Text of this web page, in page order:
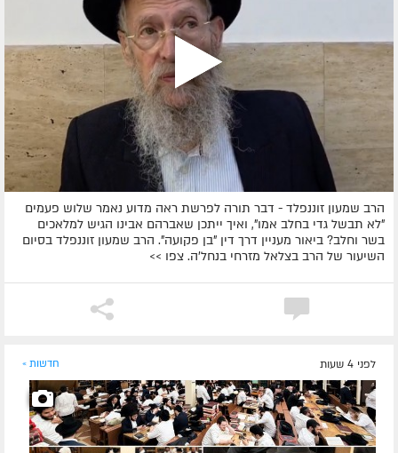
הרב שמעון זוננפלד - דבר תורה לפרשת ראה מדוע נאמר שלוש פעמים
"לא תבשל גדי בחלב אמו", ואיך ייתכן שאברהם אבינו הגיש למלאכים
בשר וחלב? ביאור מעניין דרך דין "בן פקועה". הרב שמעון זוננפלד בסיום
השיעור של הרב בצלאל מזרחי בנחל'ה. צפו >>
לפני 4 שעות חדשות »